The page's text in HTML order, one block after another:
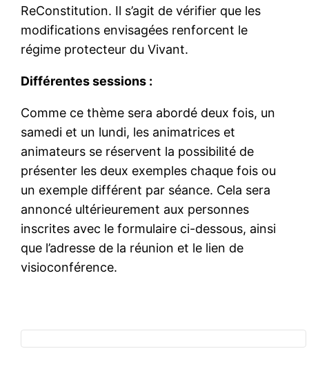
ReConstitution. Il s’agit de vérifier que les
modifications envisagées renforcent le
régime protecteur du Vivant.
Différentes sessions :
Comme ce thème sera abordé deux fois, un
samedi et un lundi, les animatrices et
animateurs se réservent la possibilité de
présenter les deux exemples chaque fois ou
un exemple différent par séance. Cela sera
annoncé ultérieurement aux personnes
inscrites avec le formulaire ci-dessous, ainsi
que l’adresse de la réunion et le lien de
visioconférence.